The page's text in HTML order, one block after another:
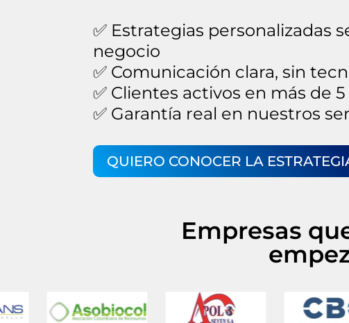
✅ Estrategias personalizadas
negocio
✅ Comunicación clara, sin
✅ Clientes activos en más de
✅ Garantía real en nuestros
QUIERO CONOCER LA
Empresas